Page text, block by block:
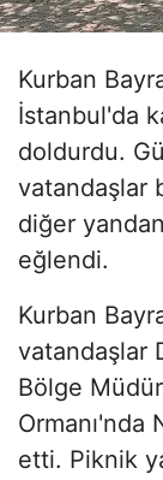
Kurban
İstanbul'da
doldurdu.
vatandaşlar
diğer
eğlendi.
Kurban
vatandaşlar
Bölge
Ormanı'nda
etti. Piknik